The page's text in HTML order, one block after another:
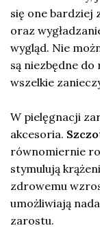
się one bardziej
oraz
wygląd. Nie
są niezbędne
wszelkie
W pielęgnacji
akcesoria.
równomiernie
stymulują
zdrowemu
umożliwiają
zarostu.